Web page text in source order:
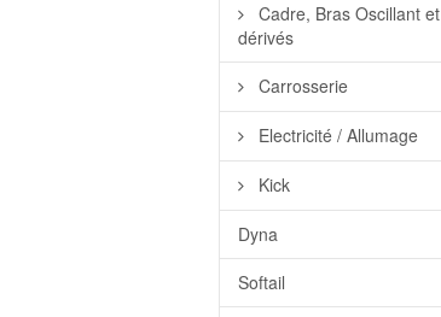
Cadre, Bras Oscillant et
dérivés
Carrosserie
Electricité / Allumage
Kick
Dyna
Softail